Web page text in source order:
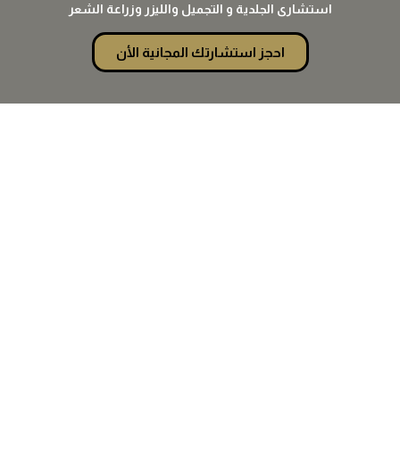
استشارى الجلدية و التجميل والليزر وزراعة الشعر
احجز استشارتك المجانية الأن